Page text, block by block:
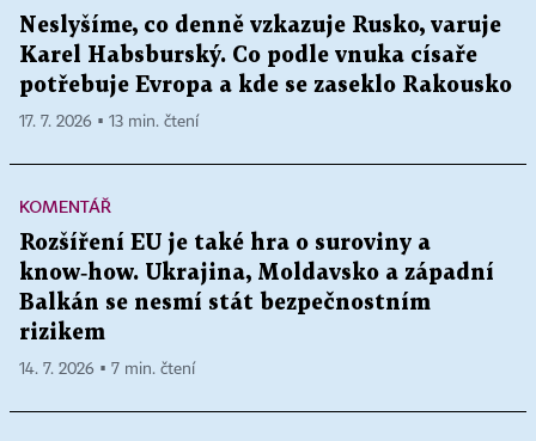
Neslyšíme, co denně vzkazuje Rusko, varuje
Karel Habsburský. Co podle vnuka císaře
potřebuje Evropa a kde se zaseklo Rakousko
17. 7. 2026 ▪ 13 min. čtení
KOMENTÁŘ
Rozšíření EU je také hra o suroviny a
know‑how. Ukrajina, Moldavsko a západní
Balkán se nesmí stát bezpečnostním
rizikem
14. 7. 2026 ▪ 7 min. čtení